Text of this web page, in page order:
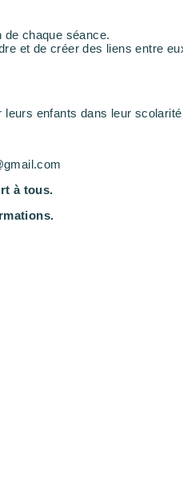
chaque séance.
et de créer des liens entre
enfants dans leur scolarité
à tous.